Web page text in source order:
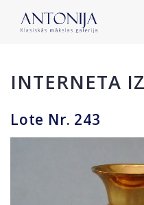
INTERNETA
Lote Nr. 243